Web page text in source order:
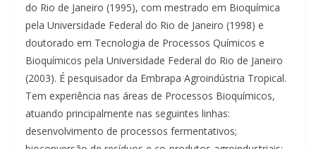
do Rio de Janeiro (1995), com mestrado em Bioquímica
pela Universidade Federal do Rio de Janeiro (1998) e
doutorado em Tecnologia de Processos Químicos e
Bioquímicos pela Universidade Federal do Rio de Janeiro
(2003). É pesquisador da Embrapa Agroindústria Tropical.
Tem experiência nas áreas de Processos Bioquímicos,
atuando principalmente nas seguintes linhas:
desenvolvimento de processos fermentativos;